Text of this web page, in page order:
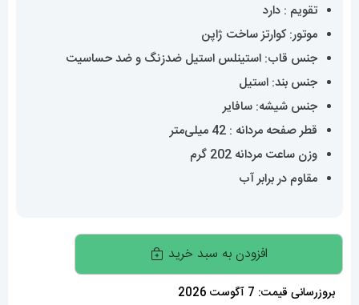
تقویم : دارد
موتور: کوارتز ساخت ژاپن
جنس قاب: استینلس استیل ضدزنگ و ضد حساسیت
جنس بند: استیل
جنس شیشه: سافایر
قطر صفحه مردانه : 42 میلی‌متر
وزن ساعت مردانه 202 گرم
مقاوم در برابر آب
ساعت
هابلوت
مردانه
افزودن به سبد خرید
بروزرسانی قیمت: 7 آگوست 2026